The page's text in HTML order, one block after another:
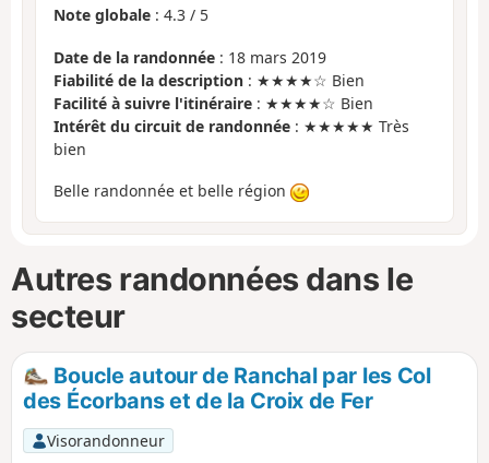
Note globale : 4.3 / 5
Date de la randonnée : 18 mars 2019
Fiabilité de la description : ★★★★☆ Bien
Facilité à suivre l'itinéraire : ★★★★☆ Bien
Intérêt du circuit de randonnée : ★★★★★ Très
bien
Belle randonnée et belle région
Autres randonnées dans le
secteur
Boucle autour de Ranchal par les Col
des Écorbans et de la Croix de Fer
Visorandonneur